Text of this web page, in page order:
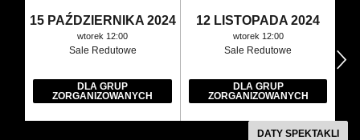
15 PAŹDZIERNIKA 2024
wtorek 12:00
Sale Redutowe
DLA GRUP
ZORGANIZOWANYCH
12 LISTOPADA 2024
wtorek 12:00
Sale Redutowe
DLA GRUP
ZORGANIZOWANYCH
następny
DATY SPEKTAKLI